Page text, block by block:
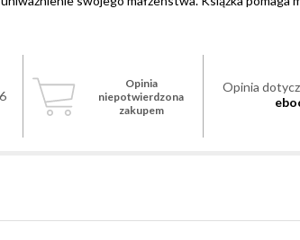
Opinia
niepotwierdzona
zakupem
Opinia